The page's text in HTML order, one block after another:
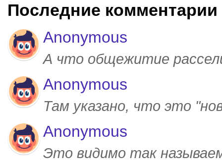
Последние комментарии
Anonymous
А что общежитие
Anonymous
Там указано, что это
Anonymous
Это видимо так